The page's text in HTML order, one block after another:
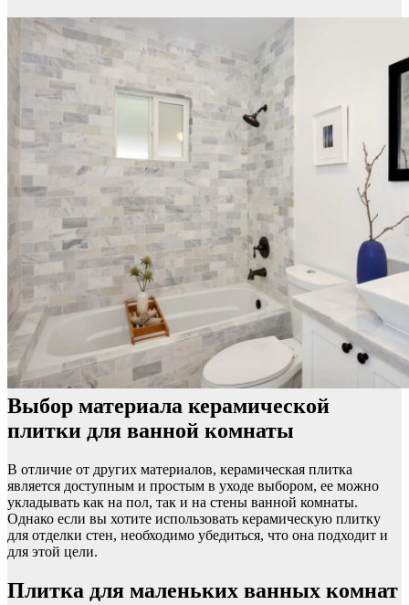
Выбор материала керамической
плитки для ванной комнаты
В отличие от других материалов, керамическая плитка
является доступным и простым в уходе выбором, ее можно
укладывать как на пол, так и на стены ванной комнаты.
Однако если вы хотите использовать керамическую плитку
для отделки стен, необходимо убедиться, что она подходит и
для этой цели.
Плитка для маленьких ванных комнат